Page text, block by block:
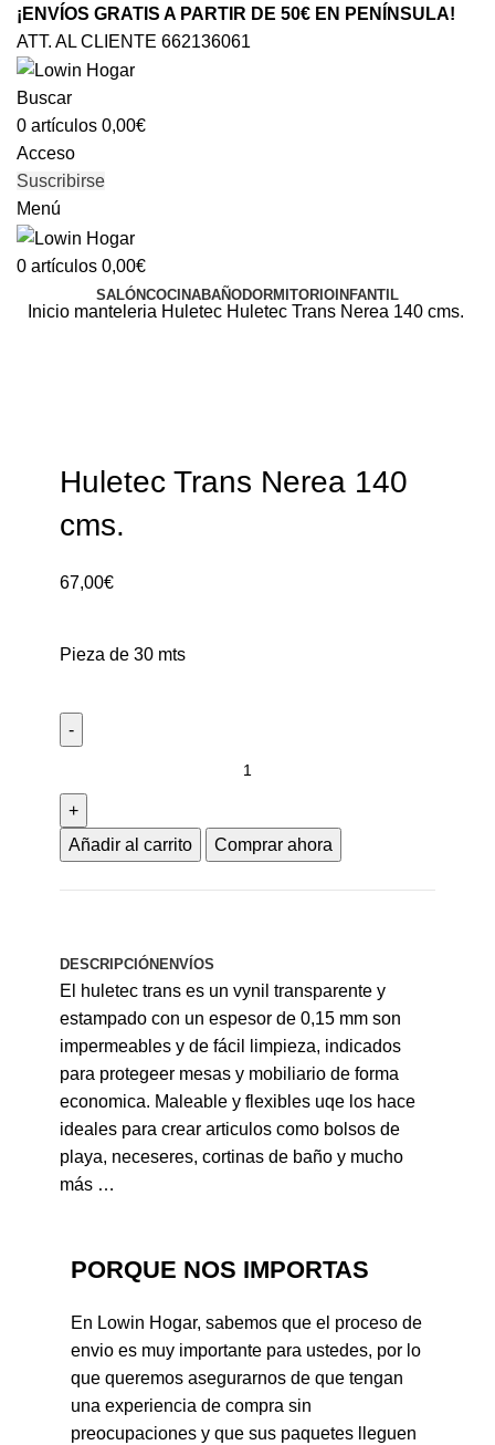
¡ENVÍOS GRATIS A PARTIR DE 50€ EN PENÍNSULA!
ATT. AL CLIENTE 662136061
Buscar
0 artículos 0,00€
Acceso
Suscribirse
Menú
0 artículos 0,00€
SALÓNCOCINABAÑODORMITORIOINFANTIL
Inicio manteleria Huletec Huletec Trans Nerea 140 cms.
Huletec Trans Nerea 140
cms.
67,00€
Pieza de 30 mts
Añadir al carrito Comprar ahora
DESCRIPCIÓN ENVÍOS
El huletec trans es un vynil transparente y
estampado con un espesor de 0,15 mm son
impermeables y de fácil limpieza, indicados
para protegeer mesas y mobiliario de forma
economica. Maleable y flexibles uqe los hace
ideales para crear articulos como bolsos de
playa, neceseres, cortinas de baño y mucho
más …
PORQUE NOS IMPORTAS
En Lowin Hogar, sabemos que el proceso de
envio es muy importante para ustedes, por lo
que queremos asegurarnos de que tengan
una experiencia de compra sin
preocupaciones y que sus paquetes lleguen